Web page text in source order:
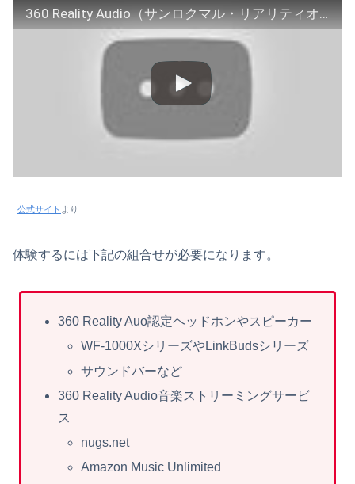
360 Reality Audio（サンロクマル・リアリティオーディオ）概要紹介【ソニー公式】
公式サイト より
体験するには下記の組合せが必要になります。
360 Reality Auo認定ヘッドホンやスピーカー
WF-1000XシリーズやLinkBudsシリーズ
サウンドバーなど
360 Reality Audio音楽ストリーミングサービ
ス
nugs.net
Amazon Music Unlimited